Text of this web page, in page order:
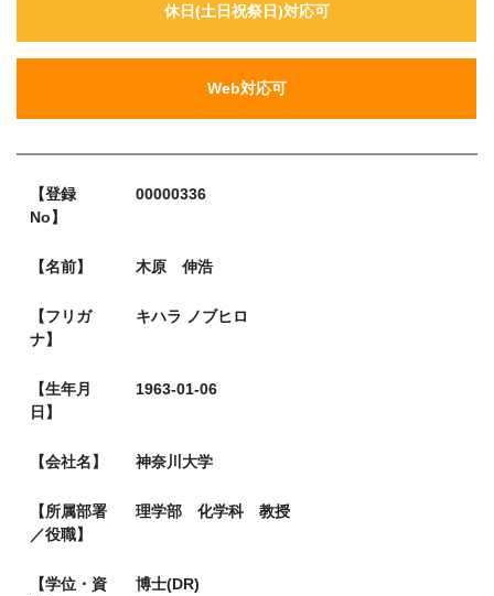
休日(土日祝祭日)対応可
Web対応可
【登録
No】
00000336
【名前】 木原 伸浩
【フリガ
ナ】
キハラ ノブヒロ
【生年月
日】
1963-01-06
【会社名】 神奈川大学
【所属部署
／役職】
理学部 化学科 教授
【学位・資
博士(DR)